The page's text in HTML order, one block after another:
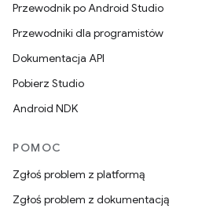
Przewodnik po Android Studio
Przewodniki dla programistów
Dokumentacja API
Pobierz Studio
Android NDK
POMOC
Zgłoś problem z platformą
Zgłoś problem z dokumentacją